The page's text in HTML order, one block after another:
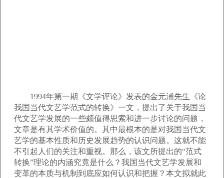
1994年第一期《文学评论》发表的金元浦先生《论
我国当代文艺学范式的转换》一文，提出了关于我国当
代文艺学发展的一些颇值得思索和进一步讨论的问题，
文章是有其学术价值的。其中最根本的是对我国当代文
艺学的基本性质和历史发展趋势的认识问题。这就不能
不引起人们的关注和重视。那么，该文所提出的“范式
转换”理论的内涵究竟是什么？我国当代文艺学发展和
变革的本质与机制到底应如何认识和把握？本文拟就此